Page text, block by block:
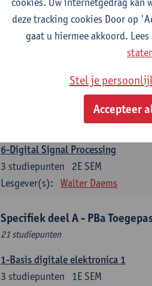
Lesgever(s): Thomas Janssen
5-Mobile Communication
5-Telecommunication 2
1E SEM
Maarten Weyn
6-Digital Signal Processing
2E SEM
3 studiepunten
Lesgever(s):
Walter Daems
Specifiek deel A - PBa
21 studiepunten
1-Basis digitale elektronica 1
1E SEM
3 studiepunten
deze tracking cookies Door op
gaat u hiermee akkoord.
Stel je
Accepteer